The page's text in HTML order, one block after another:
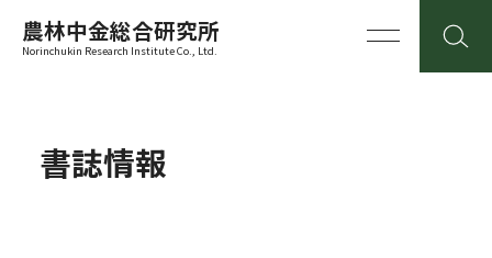
農林中金総合研究所
Norinchukin Research Institute Co., Ltd.
書誌情報